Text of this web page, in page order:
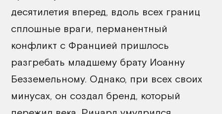
десятилетия вперед, вдоль всех границ
сплошные враги, перманентный
конфликт с Францией пришлось
разгребать младшему брату Иоанну
Безземельному. Однако, при всех своих
минусах, он создал бренд, который